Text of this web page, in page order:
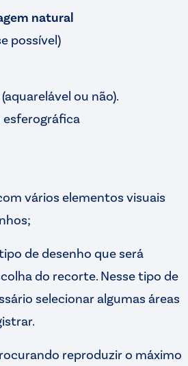
natural
possível)
ou não).
vários elementos visuais
de desenho que será
do recorte. Nesse tipo de
selecionar algumas áreas
reproduzir o máximo